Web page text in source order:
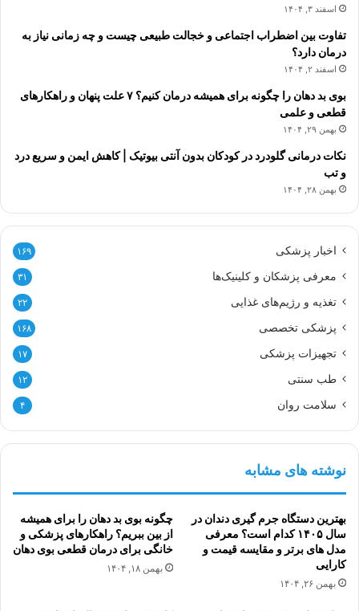
اسفند ۳, ۱۴۰۴
تفاوت بین اضطراب اجتماعی و خجالت طبیعی چیست و چه زمانی نیاز به
درمان دارد؟
اسفند ۲, ۱۴۰۴
بوی بد دهان را چگونه برای همیشه درمان کنیم؟ ۷ علت پنهان و راهکارهای
قطعی و علمی
بهمن ۲۹, ۱۴۰۴
نکات درمانی گلودرد در کودکان بدون آنتی بیوتیک | کاهش ایمن و سریع درد
و تب
بهمن ۲۸, ۱۴۰۴
اخبار پزشکی ۱۶۹
معرفی پزشکان و کلینیک‌ها ۳۱
تغذیه و رژیم‌های غذایی ۲۲
پزشکی تخصصی ۱۶۸
تجهیزات پزشکی ۱۷
طب سنتی ۱۲
سلامت روان ۴
نوشته های مشابه
بهترین دستگاه جرم گیری دندان در
سال ۱۴۰۵ کدام است؟ معرفی
مدل های برتر و مقایسه قیمت و
کارایی
بهمن ۲۶, ۱۴۰۴
چگونه بوی بد دهان را برای همیشه
از بین ببریم؟ راهکارهای پزشکی و
خانگی برای درمان قطعی بوی دهان
بهمن ۱۸, ۱۴۰۴